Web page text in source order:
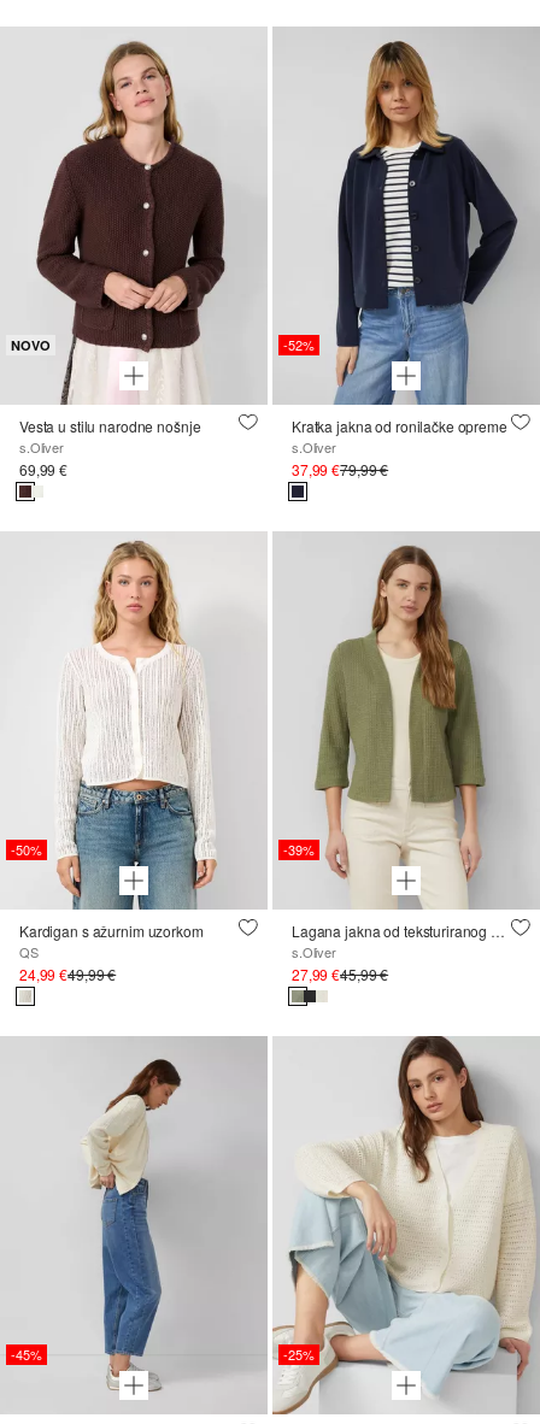
NOVO
Vesta u stilu narodne nošnje
s.Oliver
69,99 €
-52%
Kratka jakna od ronilačke opreme
s.Oliver
37,99 €79,99 €
-50%
Kardigan s ažurnim uzorkom
QS
24,99 €49,99 €
-39%
Lagana jakna od teksturiranog dresa
s.Oliver
27,99 €45,99 €
-45% -25%